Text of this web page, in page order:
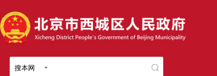
搜本网